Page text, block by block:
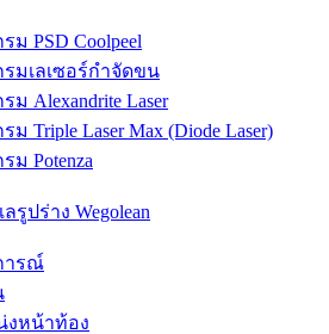
ม PSD Coolpeel
มเลเซอร์กำจัดขน
ม Alexandrite Laser
ม Triple Laser Max (Diode Laser)
ม Potenza
ปร่าง Wegolean
ารณ์
งหน้าท้อง